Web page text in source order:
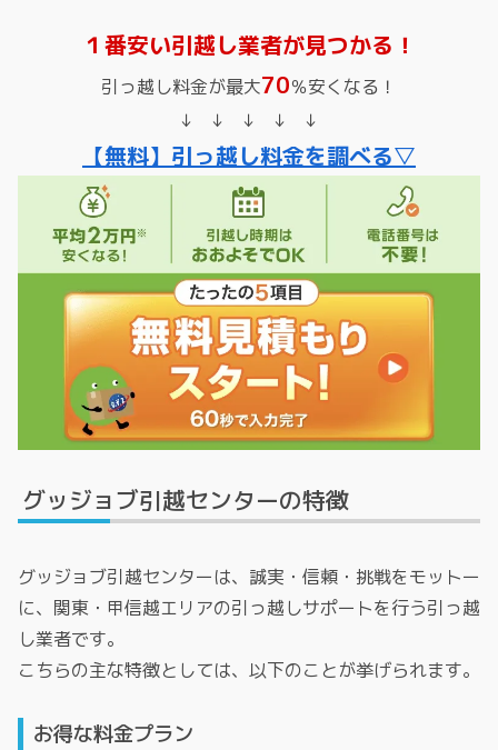
１番安い引越し業者が見つかる！
引っ越し料金が最大70％安くなる！
↓ ↓ ↓ ↓ ↓
【無料】引っ越し料金を調べる▽
グッジョブ引越センターの特徴
グッジョブ引越センターは、誠実・信頼・挑戦をモットー
に、関東・甲信越エリアの引っ越しサポートを行う引っ越
し業者です。
こちらの主な特徴としては、以下のことが挙げられます。
お得な料金プラン